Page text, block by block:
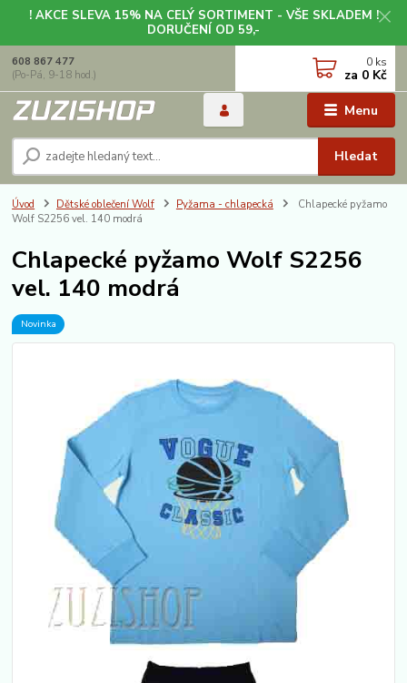
! AKCE SLEVA 15% NA CELÝ SORTIMENT - VŠE SKLADEM !
DORUČENÍ OD 59,-
Menu
Hledat
608 867 477
(Po-Pá, 9-18 hod.)
0 ks
za 0 Kč
Úvod Dětské oblečení Wolf Pyžama - chlapecká
Chlapecké pyžamo
Wolf S2256 vel. 140 modrá
Chlapecké pyžamo Wolf S2256
vel. 140 modrá
Novinka